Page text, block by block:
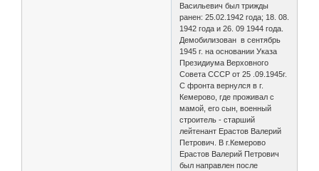
Васильевич был трижды
ранен: 25.02.1942 года; 18. 08.
1942 года и 26. 09 1944 года.
Демобилизован в сентябрь
1945 г. на основании Указа
Президиума Верховного
Совета СССР от 25 .09.1945г.
С фронта вернулся в г.
Кемерово, где проживал с
мамой, его сын, военный
строитель - старший
лейтенант Ерастов Валерий
Петрович. В г.Кемерово
Ерастов Валерий Петрович
был направлен после